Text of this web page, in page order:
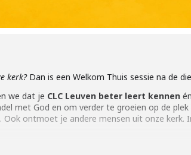
kerk?Dan is een Welkom Thuis sessie na de
we dat je CLC Leuven beter leert kennen
met God en om verder te groeien op de
ontmoet je andere mensen uit onze kerk.